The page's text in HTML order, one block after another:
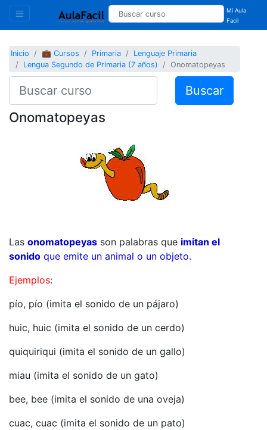
Mi Aula
Facil
Inicio 💼 Cursos Primaria
Lenguaje Primaria
Lengua Segundo de Primaria (7 años)
Onomatopeyas
Buscar
Onomatopeyas
Las onomatopeyas son palabras que imitan el
sonido que emite un animal o un objeto.
Ejemplos:
pío, pío (imita el sonido de un pájaro)
huic, huic (imita el sonido de un cerdo)
quiquiriqui (imita el sonido de un gallo)
miau (imita el sonido de un gato)
bee, bee (imita el sonido de una oveja)
cuac, cuac (imita el sonido de un pato)